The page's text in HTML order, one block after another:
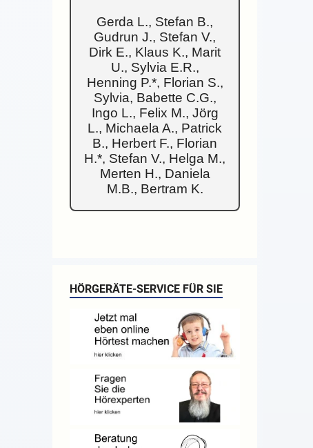
Gerda L., Stefan B.,
Gudrun J., Stefan V.,
Dirk E., Klaus K., Marit
U., Sylvia E.R.,
Henning P.*, Florian S.,
Sylvia, Babette C.G.,
Ingo L., Felix M., Jörg
L., Michaela A., Patrick
B., Herbert F., Florian
H.*, Stefan V., Helga M.,
Merten H., Daniela
M.B., Bertram K.
HÖRGERÄTE-SERVICE FÜR SIE